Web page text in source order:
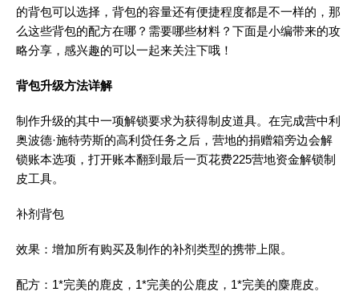
的背包可以选择，背包的容量还有便捷程度都是不一样的，那
么这些背包的配方在哪？需要哪些材料？下面是小编带来的攻
略分享，感兴趣的可以一起来关注下哦！
背包升级方法详解
制作升级的其中一项解锁要求为获得制皮道具。在完成营中利
奥波德·施特劳斯的高利贷任务之后，营地的捐赠箱旁边会解
锁账本选项，打开账本翻到最后一页花费225营地资金解锁制
皮工具。
补剂背包
效果：增加所有购买及制作的补剂类型的携带上限。
配方：1*完美的鹿皮，1*完美的公鹿皮，1*完美的麋鹿皮。